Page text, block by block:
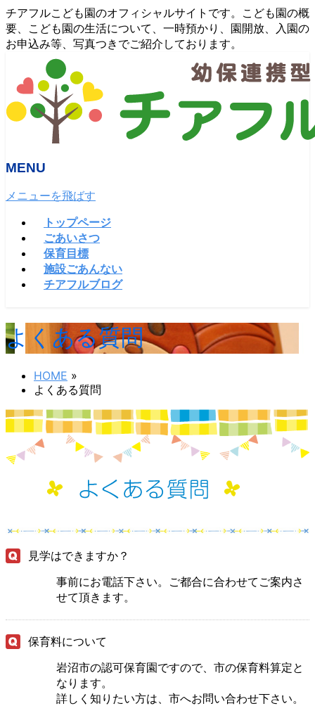
チアフルこども園のオフィシャルサイトです。こども園の概
要、こども園の生活について、一時預かり、園開放、入園の
お申込み等、写真つきでご紹介しております。
MENU
メニューを飛ばす
トップページ
ごあいさつ
保育目標
施設ごあんない
チアフルブログ
よくある質問
HOME »
よくある質問
見学はできますか？
事前にお電話下さい。ご都合に合わせてご案内さ
せて頂きます。
保育料について
岩沼市の認可保育園ですので、市の保育料算定と
なります。
詳しく知りたい方は、市へお問い合わせ下さい。